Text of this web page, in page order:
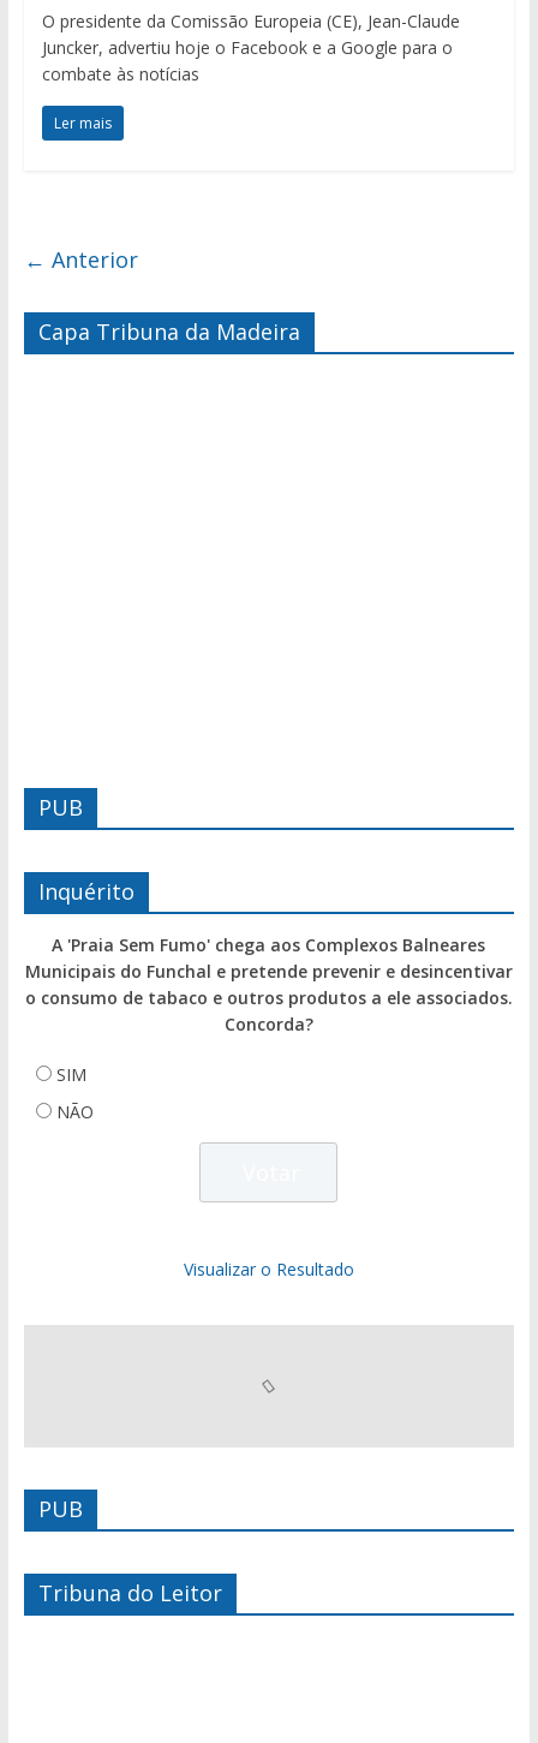
O presidente da Comissão Europeia (CE), Jean-Claude
Juncker, advertiu hoje o Facebook e a Google para o
combate às notícias
Ler mais
← Anterior
Capa Tribuna da Madeira
PUB
Inquérito
A 'Praia Sem Fumo' chega aos Complexos Balneares
Municipais do Funchal e pretende prevenir e desincentivar
o consumo de tabaco e outros produtos a ele associados.
Concorda?
SIM
NÃO
Visualizar o Resultado
PUB
Tribuna do Leitor